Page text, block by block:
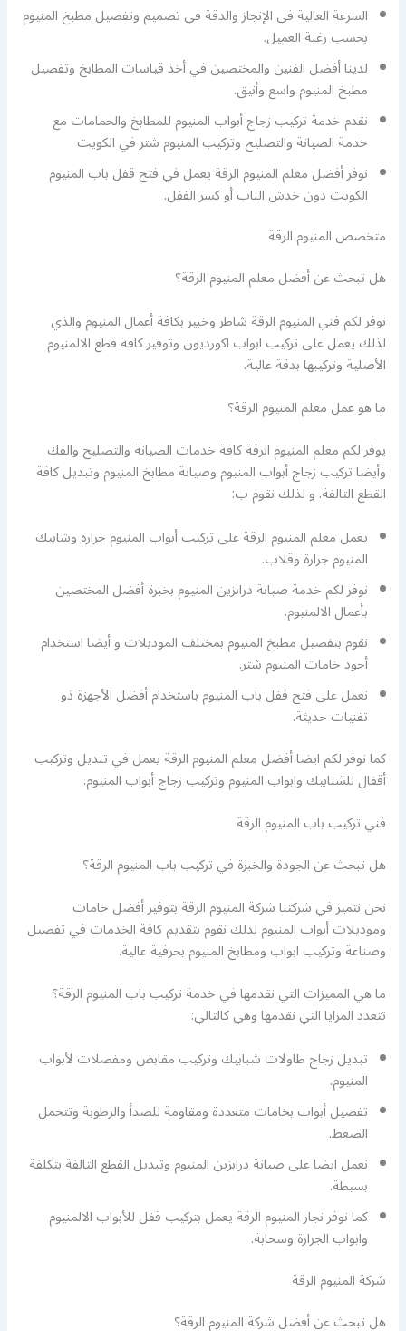
السرعة العالية في الإنجاز والدقة في تصميم وتفصيل مطبخ المنيوم
بحسب رغبة العميل.
لدينا أفضل الفنين والمختصين في أخذ قياسات المطابخ وتفصيل
مطبخ المنيوم واسع وأنيق.
نقدم خدمة تركيب زجاج أبواب المنيوم للمطابخ والحمامات مع
خدمة الصيانة والتصليح وتركيب المنيوم شتر في الكويت
نوفر أفضل معلم المنيوم الرقة يعمل في فتح قفل باب المنيوم
الكويت دون خدش الباب أو كسر القفل.
متخصص المنيوم الرقة
هل تبحث عن أفضل معلم المنيوم الرقة؟
نوفر لكم فني المنيوم الرقة شاطر وخبير بكافة أعمال المنيوم والذي
لذلك يعمل على تركيب ابواب اكورديون وتوفير كافة قطع الالمنيوم
الأصلية وتركيبها بدقة عالية.
ما هو عمل معلم المنيوم الرقة؟
يوفر لكم معلم المنيوم الرقة كافة خدمات الصيانة والتصليح والفك
وأيضا تركيب زجاج أبواب المنيوم وصيانة مطابخ المنيوم وتبديل كافة
القطع التالفة. و لذلك نقوم ب:
يعمل معلم المنيوم الرقة على تركيب أبواب المنيوم جرارة وشابيك
المنيوم جرارة وقلاب.
نوفر لكم خدمة صيانة درابزين المنيوم بخبرة أفضل المختصين
بأعمال الالمنيوم.
نقوم بتفصيل مطبخ المنيوم بمختلف الموديلات و أيضا استخدام
أجود خامات المنيوم شتر.
نعمل على فتح قفل باب المنيوم باستخدام أفضل الأجهزة ذو
تقنيات حديثة.
كما نوفر لكم ايضا أفضل معلم المنيوم الرقة يعمل في تبديل وتركيب
أقفال للشبابيك وابواب المنيوم وتركيب زجاج أبواب المنيوم.
فني تركيب باب المنيوم الرقة
هل تبحث عن الجودة والخبرة في تركيب باب المنيوم الرقة؟
نحن نتميز في شركتنا شركة المنيوم الرقة بتوفير أفضل خامات
وموديلات أبواب المنيوم لذلك نقوم بتقديم كافة الخدمات في تفصيل
وصناعة وتركيب ابواب ومطابخ المنيوم بحرفية عالية.
ما هي المميزات التي نقدمها في خدمة تركيب باب المنيوم الرقة؟
تتعدد المزايا التي نقدمها وهي كالتالي:
تبديل زجاج طاولات شبابيك وتركيب مقابض ومفصلات لأبواب
المنيوم.
تفصيل أبواب بخامات متعددة ومقاومة للصدأ والرطوبة وتتحمل
الضغط.
نعمل ايضا على صيانة درابزين المنيوم وتبديل القطع التالفة بتكلفة
بسيطة.
كما نوفر نجار المنيوم الرقة يعمل بتركيب قفل للأبواب الالمنيوم
وابواب الجرارة وسحابة.
شركة المنيوم الرقة
هل تبحث عن أفضل شركة المنيوم الرقة؟